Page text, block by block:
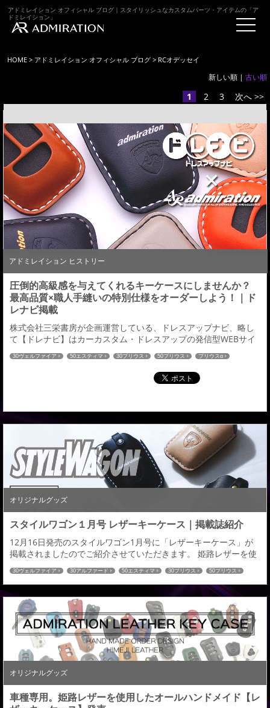
アドミレイション オフィシャル ブログ｜スタイリッシュなカスタムパーツ・アイテムの「ア
ドミレイション」
HOME > アドミレイション オフィシャル ブログ > RCオデッセイ
新しい順 | 古い順
1 2 3 次へ >>
アドミレイション ヒストリー
圧倒的高級感を与えてくれるキーケースにしませんか？
最高品質×職人手縫いの特別仕様をオーダーしよう！｜ド
レナビ掲載
株式会社三栄書房が企画運営している、ドレスアップナビ、略し
て【ドレナビ】はカーカスタム・ドレスアップの発信型WEBサイ
ト。ドレナビにて「レザーキーケース」の記事が掲載されました
のでご紹介させていただきます。 国産高級皮革の姫路レザーを採
用 好みのカラーは組合せはなんと896種 →続きはこちら←ドレナ
ビ：アドミレイションの記事一覧はこちら≫
30ヴェルファイア 50エスティマ 30プリウス 50プリウス
プリウスα
CX-5 ドレナビ
オリジナルグッズ
スタイルワゴン１月号 レザーキーケース｜掲載誌紹介
12月16日発売のスタイルワゴン1月号に「レザーキーケース」が
掲載されましたのでご紹介させていただきます。 姫路レザーを使
用し、２００車種以上の国産車に対応したレザーキーケースとな
ります。 オーダーメイドによる選べる仕様は全８９６通り。 革の
色：全１４色／ステッチの色：全１６色／ロゴの色：全２色／金
具の色：全２色お客様のイメージにあった愛車とのコーディネイ
トも可能。きっと理想のキ―ケースが見つかる...
30ヴェルファイア 30アルファード 50エスティマ 30プリウス
50プリウス
CX-5
80ハリアー
オリジナルグッズ
車種専用。姫路レザーを使用したオールハンドメイド【レ